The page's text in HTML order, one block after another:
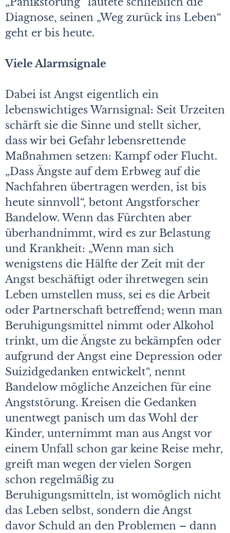
Diagnose, seinen „Weg zurück ins Leben“
geht er bis heute.
Viele Alarmsignale
Dabei ist Angst eigentlich ein
lebenswichtiges Warnsignal: Seit Urzeiten
schärft sie die Sinne und stellt sicher,
dass wir bei Gefahr lebensrettende
Maßnahmen setzen: Kampf oder Flucht.
„Dass Ängste auf dem Erbweg auf die
Nachfahren übertragen werden, ist bis
heute sinnvoll“, betont Angstforscher
Bandelow. Wenn das Fürchten aber
überhandnimmt, wird es zur Belastung
und Krankheit: „Wenn man sich
wenigstens die Hälfte der Zeit mit der
Angst beschäftigt oder ihretwegen sein
Leben umstellen muss, sei es die Arbeit
oder Partnerschaft betreffend; wenn man
Beruhigungsmittel nimmt oder Alkohol
trinkt, um die Ängste zu bekämpfen oder
aufgrund der Angst eine Depression oder
Suizidgedanken entwickelt“, nennt
Bandelow mögliche Anzeichen für eine
Angststörung. Kreisen die Gedanken
unentwegt panisch um das Wohl der
Kinder, unternimmt man aus Angst vor
einem Unfall schon gar keine Reise mehr,
greift man wegen der vielen Sorgen
schon regelmäßig zu
Beruhigungsmitteln, ist womöglich nicht
das Leben selbst, sondern die Angst
davor Schuld an den Problemen – dann